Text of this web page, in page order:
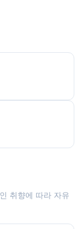
취향에 따라 자유